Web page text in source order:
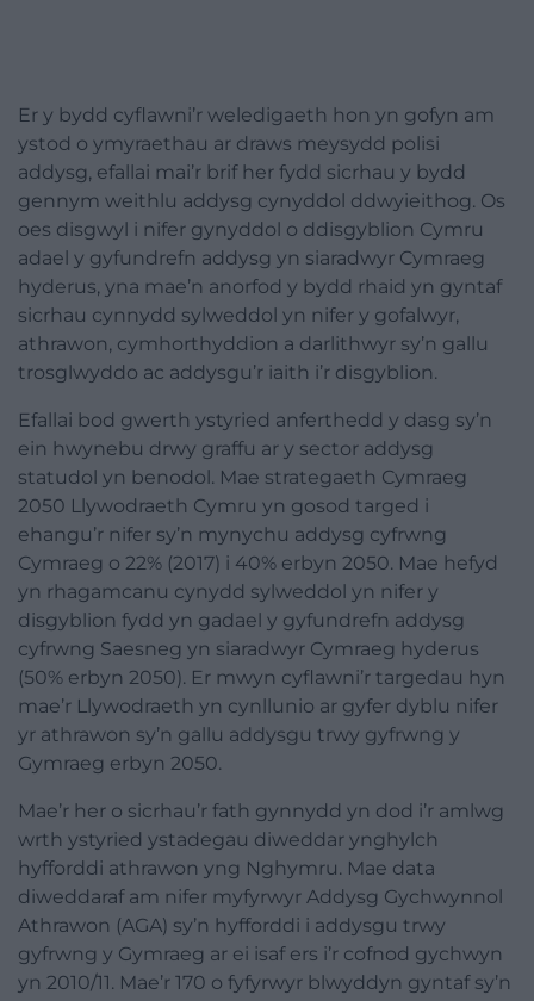
Er y bydd cyflawni’r weledigaeth hon yn gofyn am
ystod o ymyraethau ar draws meysydd polisi
addysg, efallai mai’r brif her fydd sicrhau y bydd
gennym weithlu addysg cynyddol ddwyieithog. Os
oes disgwyl i nifer gynyddol o ddisgyblion Cymru
adael y gyfundrefn addysg yn siaradwyr Cymraeg
hyderus, yna mae’n anorfod y bydd rhaid yn gyntaf
sicrhau cynnydd sylweddol yn nifer y gofalwyr,
athrawon, cymhorthyddion a darlithwyr sy’n gallu
trosglwyddo ac addysgu’r iaith i’r disgyblion.
Efallai bod gwerth ystyried anferthedd y dasg sy’n
ein hwynebu drwy graffu ar y sector addysg
statudol yn benodol. Mae strategaeth Cymraeg
2050 Llywodraeth Cymru yn gosod targed i
ehangu’r nifer sy’n mynychu addysg cyfrwng
Cymraeg o 22% (2017) i 40% erbyn 2050. Mae hefyd
yn rhagamcanu cynydd sylweddol yn nifer y
disgyblion fydd yn gadael y gyfundrefn addysg
cyfrwng Saesneg yn siaradwyr Cymraeg hyderus
(50% erbyn 2050). Er mwyn cyflawni’r targedau hyn
mae’r Llywodraeth yn cynllunio ar gyfer dyblu nifer
yr athrawon sy’n gallu addysgu trwy gyfrwng y
Gymraeg erbyn 2050.
Mae’r her o sicrhau’r fath gynnydd yn dod i’r amlwg
wrth ystyried ystadegau diweddar ynghylch
hyfforddi athrawon yng Nghymru. Mae data
diweddaraf am nifer myfyrwyr Addysg Gychwynnol
Athrawon (AGA) sy’n hyfforddi i addysgu trwy
gyfrwng y Gymraeg ar ei isaf ers i’r cofnod gychwyn
yn 2010/11. Mae’r 170 o fyfyrwyr blwyddyn gyntaf sy’n